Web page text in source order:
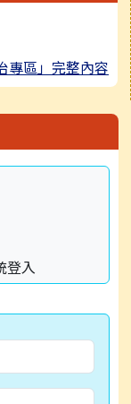
專區」完整內容
登入